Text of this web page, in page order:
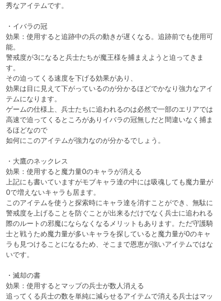
秀なアイテムです。
・イバラの冠
効果：使用すると追跡中の兵の動きが遅くなる。追跡前でも使用可
能。
警戒度が3になると兵士たちが魔王様を捕まえようと迫ってきま
す。
その迫ってくる速度を下げる効果があり、
効果は目に見えて下がっているのが分かるほどでかなり強力なアイ
テムになります。
ゲームの仕様上、兵士たちに追われるのは必然で一部のエリアでは
高速で迫ってくるところがありイバラの冠無しだと間違いなく捕ま
るほどなので
如何にこのアイテムが強力なのが分かるでしょう。
・大鷹のネックレス
効果：使用すると魔力量0のキャラが消える
上記にも書いていますがモブキャラ達の中には吸魂しても魔力量が
0で増えないキャラも居ます。
このアイテムを使うと探索時にキャラ達を消すことができ、無駄に
警戒度を上げることを防ぐことが出来るだけでなく兵士に追われる
際のルートの邪魔にならなくなるメリットもあります。ただ守護騎
士と戦うため魔力量が多いキャラを探していると魔力量が0のキャ
ラも見つけることになるため、そこまで恩恵が強いアイテムではな
いです。
・滅却の書
効果：使用するとマップの兵士が数人消える
追ってくる兵士の数を単純に減らせるアイテムで消える兵士はマッ